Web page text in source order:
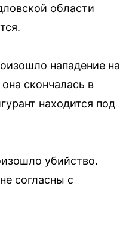
области
нападение на
скончалась в
находится под
убийство.
согласны с